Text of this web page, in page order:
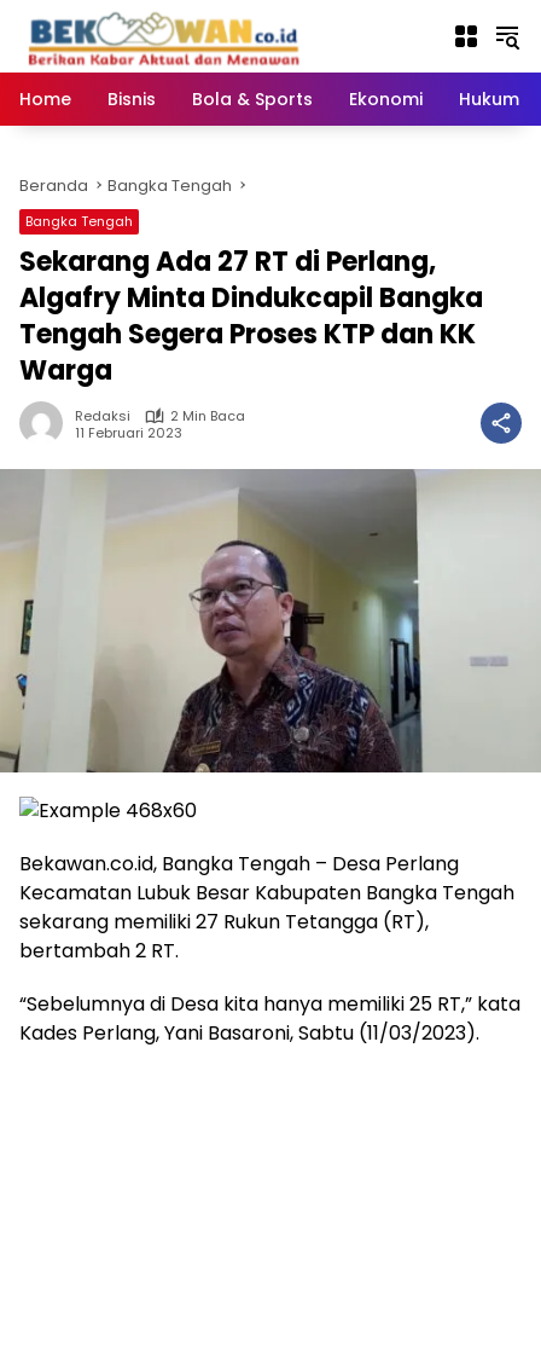
konten
Home
Bisnis Bola & Sports Ekonomi Hukum
Beranda Bangka Tengah
Bangka Tengah
Sekarang Ada 27 RT di Perlang,
Algafry Minta Dindukcapil Bangka
Tengah Segera Proses KTP dan KK
Warga
Redaksi
2 Min Baca
11 Februari 2023
Bekawan.co.id, Bangka Tengah – Desa Perlang
Kecamatan Lubuk Besar Kabupaten Bangka Tengah
sekarang memiliki 27 Rukun Tetangga (RT),
bertambah 2 RT.
“Sebelumnya di Desa kita hanya memiliki 25 RT,” kata
Kades Perlang, Yani Basaroni, Sabtu (11/03/2023).